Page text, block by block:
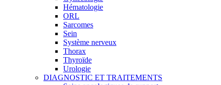
Hématologie
ORL
Sarcomes
Sein
Système nerveux
Thorax
Thyroïde
Urologie
DIAGNOSTIC ET TRAITEMENTS